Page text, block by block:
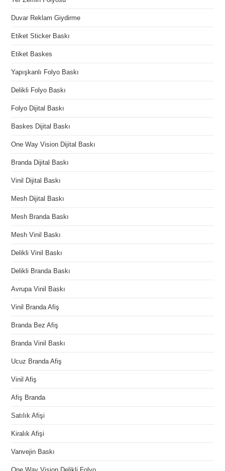
Duvar Reklam Giydirme
Etiket Sticker Baskı
Etiket Baskes
Yapışkanlı Folyo Baskı
Delikli Folyo Baskı
Folyo Dijital Baskı
Baskes Dijital Baskı
One Way Vision Dijital Baskı
Branda Dijital Baskı
Vinil Dijital Baskı
Mesh Dijital Baskı
Mesh Branda Baskı
Mesh Vinil Baskı
Delikli Vinil Baskı
Delikli Branda Baskı
Avrupa Vinil Baskı
Vinil Branda Afiş
Branda Bez Afiş
Branda Vinil Baskı
Ucuz Branda Afiş
Vinil Afiş
Afiş Branda
Satılık Afişi
Kiralık Afişi
Vanvejin Baskı